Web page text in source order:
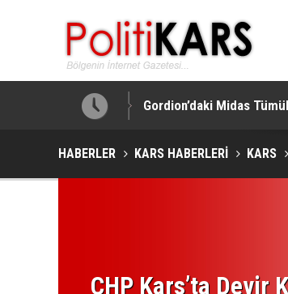
Gordion’daki Midas
HABERLER KARS HABERLERİ KARS
CHP Kars’ta Devir